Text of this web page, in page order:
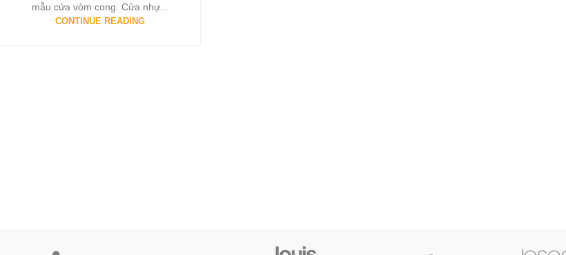
mẫu cửa vòm cong. Cửa nhự...
CONTINUE READING